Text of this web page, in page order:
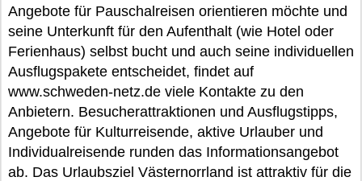
Angebote für Pauschalreisen orientieren möchte und
seine Unterkunft für den Aufenthalt (wie Hotel oder
Ferienhaus) selbst bucht und auch seine individuellen
Ausflugspakete entscheidet, findet auf
www.schweden-netz.de viele Kontakte zu den
Anbietern. Besucherattraktionen und Ausflugstipps,
Angebote für Kulturreisende, aktive Urlauber und
Individualreisende runden das Informationsangebot
ab. Das Urlaubsziel Västernorrland ist attraktiv für die